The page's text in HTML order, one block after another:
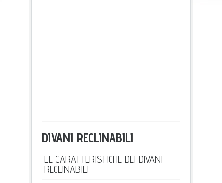
DIVANI RECLINABILI
LE CARATTERISTICHE DEI DIVANI
RECLINABILI